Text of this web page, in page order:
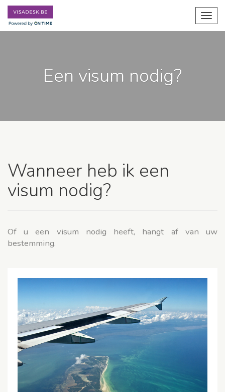
Een visum nodig?
Wanneer heb ik een
visum nodig?
Of u een visum nodig heeft, hangt af van uw
bestemming.